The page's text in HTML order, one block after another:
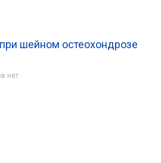
шейном остеохондрозе
нет